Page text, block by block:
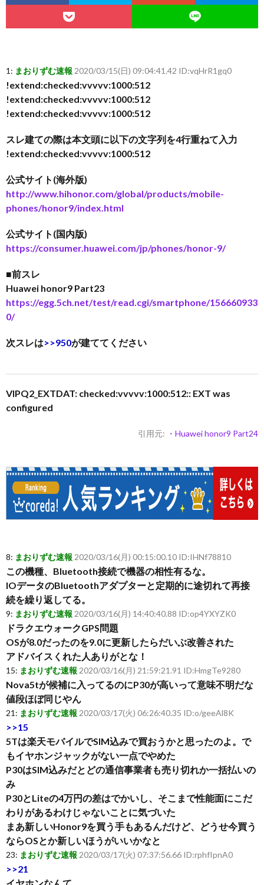
1: まおりずむ速報 2020/03/15(日) 09:04:41.42 ID:vqHrR1gq0
!extend:checked:vvvvv:1000:512
!extend:checked:vvvvv:1000:512
!extend:checked:vvvvv:1000:512
スレ建ての際は本文頭に以下の文字列を4行重ねて入力
!extend:checked:vvvvv:1000:512
公式サイト(海外版)
http://www.hihonor.com/global/products/mobile-
phones/honor9/index.html
公式サイト(国内版)
https://consumer.huawei.com/jp/phones/honor-9/
■前スレ
Huawei honor9 Part23
https://egg.5ch.net/test/read.cgi/smartphone/156660933
0/
次スレは>>950が建ててください
VIPQ2_EXTDAT: checked:vvvvv:1000:512:: EXT was
configured
引用元: ・Huawei honor9 Part24
8: まおりずむ速報 2020/03/16(月) 00:15:00.10 ID:IHNf78810
この機種、Bluetooth接続で機器の相性有るな。
IOデータのBluetoothアダプターと定期的に途切れて再接
続を繰り返してる。
9: まおりずむ速報 2020/03/16(月) 14:40:40.88 ID:op4YXYZK0
ドラクエウォークGPS問題
OSが8.0だったのを9.0に更新したらだいぶ改善された
アドバイスくれた人ありがとな！
15: まおりずむ速報 2020/03/16(月) 21:59:21.91 ID:HmgTe9280
Nova5tが候補に入ってるのにP30が高いって意味不明だな
値段ほぼ同じやん
21: まおりずむ速報 2020/03/17(火) 06:26:40.35 ID:o/geeAl8K
>>15
5Tは楽天モバイルでSIM込みで買おうかと思ったのよ。で
もイヤホンジャックがない一点でやめた
P30はSIM込みだとどの通信事業者も売り切れか一括払いの
み
P30とLiteの4万円の差はでかいし、そこまで性能面にこだ
わりがあるわけじゃないことに気づいた
まあ新しいHonor9を買う手もあるんだけど、どうせ今買う
ならOSとか新しいほうがいいかなと
23: まおりずむ速報 2020/03/17(火) 07:37:56.66 ID:rphfIpnA0
>>21